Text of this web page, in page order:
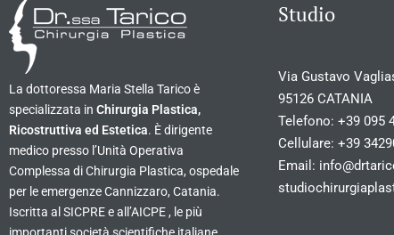
La dottoressa Maria Stella Tarico è
specializzata in Chirurgia Plastica,
Ricostruttiva ed Estetica. È dirigente
medico presso l’Unità Operativa
Complessa di Chirurgia Plastica, ospedale
per le emergenze Cannizzaro, Catania.
Iscritta al SICPRE e all’AICPE , le più
Studio
Via Gustavo
95126 CATANIA
Telefono:+39 095
Cellulare:+39
Email: